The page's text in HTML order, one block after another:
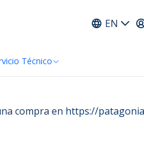
EN
Técnico
compra en https://